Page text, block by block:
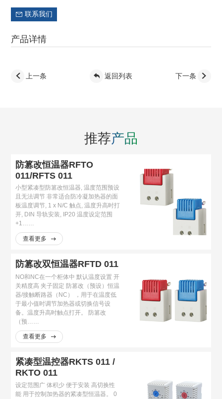
联系我们
产品详情
上一条 返回列表 下一条
推荐产品
防篡改恒温器RFTO
011/RFTS 011
小型紧凑型防篡改恒温器, 温度范围预设
且无法调节 非常适合防冷凝加热器的面
板温度调节, 1 x N/C 触点, 温​​度升高时打
开, DIN 导轨安装, IP20 温度设定范围
+1……
查看更多
防篡改双恒温器RFTD 011
NO和NC在一个柜体中 默认温度设置 开
关精度高 夹子固定 防篡改（预设）恒温
器/接触断路器（NC） ，用于在温度低
于最小值时调节加热器或切换信号设
备。温度升高时触点打开。 防篡改
（预……
查看更多
紧凑型温控器RKTS 011 /
RKTO 011
设定范围广 体积少 便于安装 高切换性
能 用于控制加热器的紧凑型恒温器。 0